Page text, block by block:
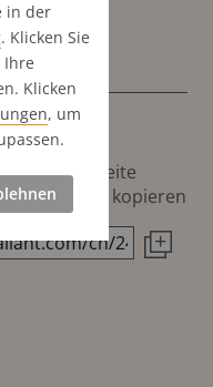
Link zur Seite
zu kopieren
in der
. Klicken Sie
Ihre
Klicken
, um